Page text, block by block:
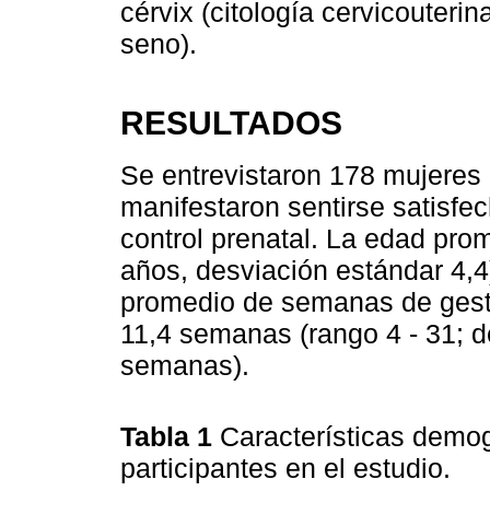
cérvix (citología
seno).
RESULTADOS
Se entrevistaron 178
manifestaron sentirse
control prenatal. La edad
años, desviación estándar
promedio de semanas de
11,4 semanas (rango 4 - 31;
semanas).
Tabla 1 Características
participantes en el estudio.